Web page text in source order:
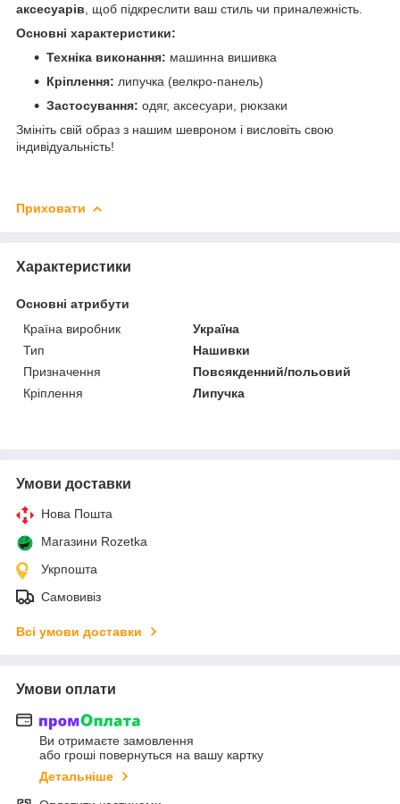
аксесуарів , щоб підкреслити ваш стиль чи приналежність.
Основні характеристики:
Техніка виконання: машинна вишивка
Кріплення: липучка (велкро-панель)
Застосування: одяг, аксесуари, рюкзаки
Змініть свій образ з нашим шевроном і висловіть свою
індивідуальність!
Приховати
Характеристики
Основні атрибути
Країна виробник
Україна
Тип
Нашивки
Призначення
Повсякденний/польовий
Кріплення
Липучка
Умови доставки
Нова Пошта
Магазини Rozetka
Укрпошта
Самовивіз
Всі умови доставки
Умови оплати
Ви отримаєте замовлення
або гроші повернуться на вашу картку
Детальніше